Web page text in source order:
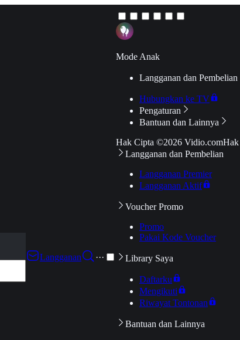
Langganan
···
Mode Anak
Langganan dan Pembelian
Hubungkan ke TV
Pengaturan
Bantuan dan Lainnya
Hak Cipta ©2026 Vidio.com
Langganan dan Pembelian
Langganan Premier
Langganan Aktif
Voucher Promo
Promo
Pakai Kode Voucher
Library Saya
Daftarku
Mengikuti
Riwayat Tontonan
Bantuan dan Lainnya